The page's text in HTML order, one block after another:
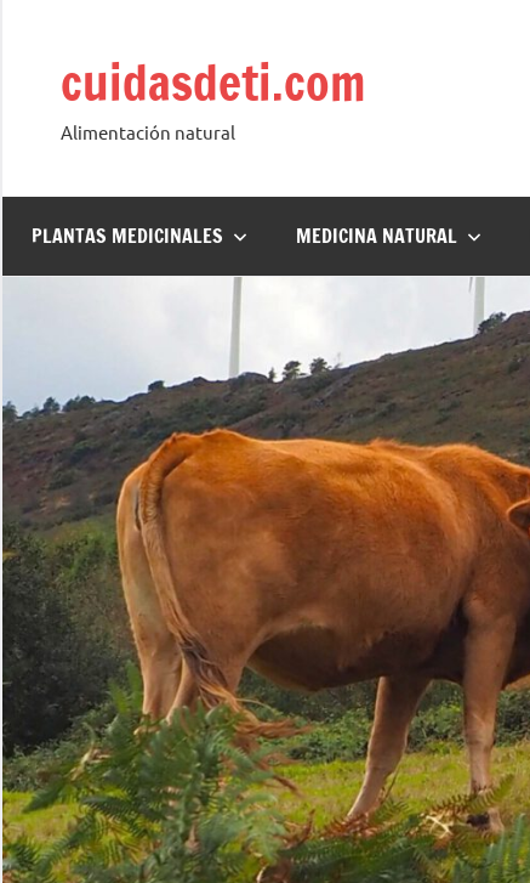
contenidocuidasdeti.com
Alimentación natural
PLANTAS MEDICINALES MEDICINA NATURAL